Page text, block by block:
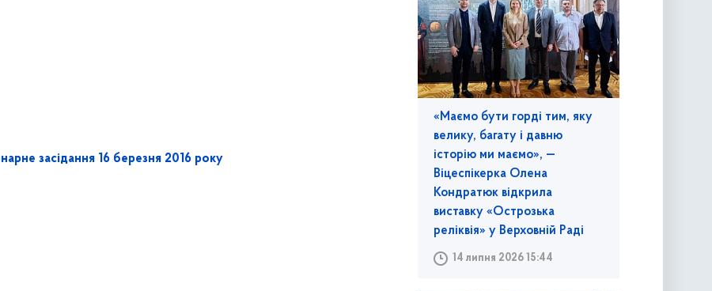
засідання 16 березня 2016 року
«Маємо бути горді тим, яку
велику, багату і давню
історію ми маємо», —
Віцеспікерка Олена
Кондратюк відкрила
виставку «Острозька
реліквія» у Верховній Раді
14 липня 2026 15:44